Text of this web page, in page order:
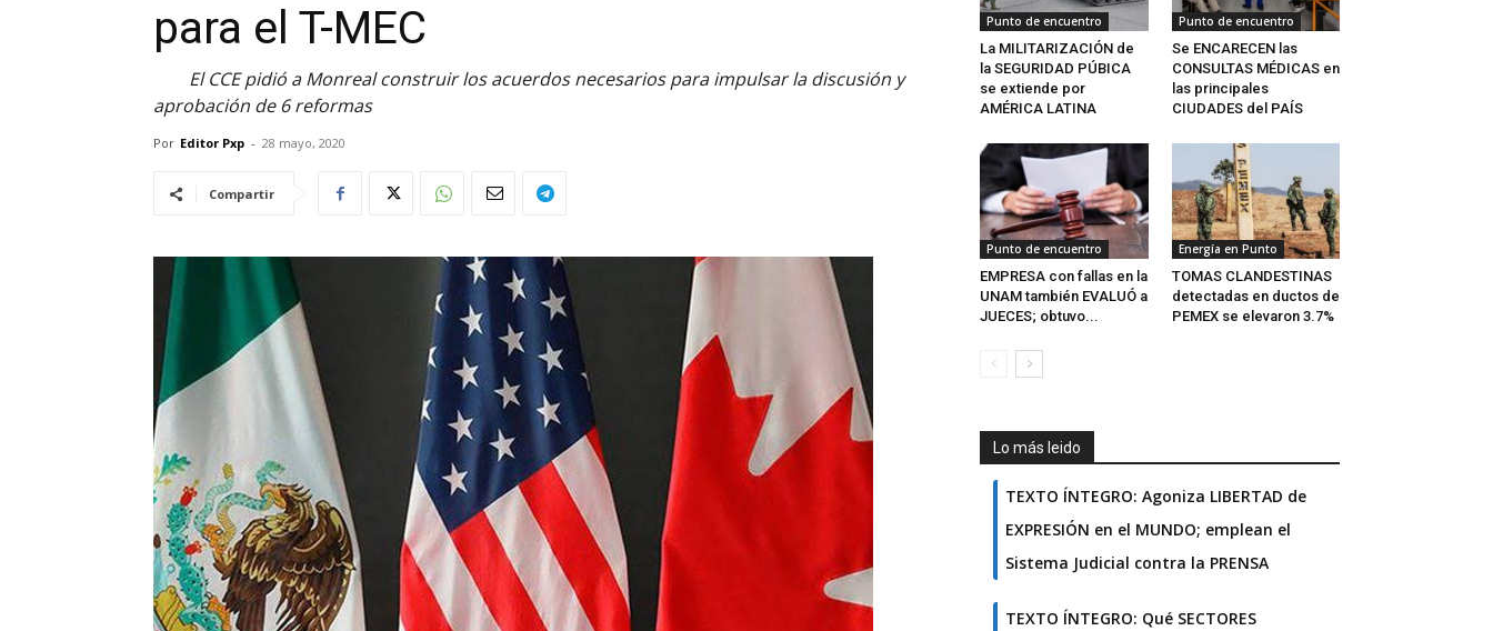
para el T-MEC
El CCE pidió a Monreal construir los acuerdos necesarios para impulsar la discusión y
aprobación de 6 reformas
Por Editor Pxp - 28 mayo, 2020
Compartir
Punto de encuentro
La MILITARIZACIÓN de
la SEGURIDAD PÚBICA
se extiende por
AMÉRICA LATINA
Punto de encuentro
Se ENCARECEN las
CONSULTAS MÉDICAS en
las principales
CIUDADES del PAÍS
Punto de encuentro
EMPRESA con fallas en la
UNAM también EVALUÓ a
JUECES; obtuvo...
Energía en Punto
TOMAS CLANDESTINAS
detectadas en ductos de
PEMEX se elevaron 3.7%
Lo más leido
TEXTO ÍNTEGRO: Agoniza LIBERTAD de
EXPRESIÓN en el MUNDO; emplean el
Sistema Judicial contra la PRENSA
TEXTO ÍNTEGRO: Qué SECTORES